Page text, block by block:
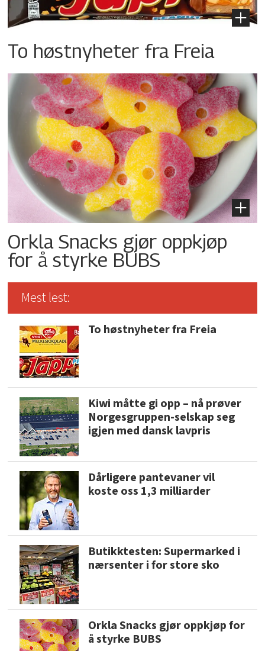
To høstnyheter fra Freia
Orkla Snacks gjør oppkjøp
for å styrke BUBS
Mest lest:
To høstnyheter fra Freia
Kiwi måtte gi opp – nå prøver
Norgesgruppen-selskap seg
igjen med dansk lavpris
Dårligere pantevaner vil
koste oss 1,3 milliarder
Butikktesten: Supermarked i
nærsenter i for store sko
Orkla Snacks gjør oppkjøp for
å styrke BUBS